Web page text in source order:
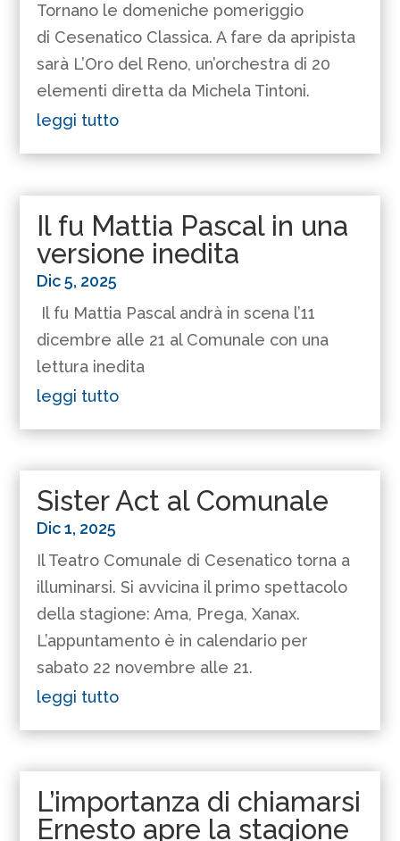
Tornano le domeniche pomeriggio
di Cesenatico Classica. A fare da apripista
sarà L’Oro del Reno, un’orchestra di 20
elementi diretta da Michela Tintoni.
leggi tutto
Il fu Mattia Pascal in una
versione inedita
Dic 5, 2025
Il fu Mattia Pascal andrà in scena l’11
dicembre alle 21 al Comunale con una
lettura inedita
leggi tutto
Sister Act al Comunale
Dic 1, 2025
Il Teatro Comunale di Cesenatico torna a
illuminarsi. Si avvicina il primo spettacolo
della stagione: Ama, Prega, Xanax.
L’appuntamento è in calendario per
sabato 22 novembre alle 21.
leggi tutto
L’importanza di chiamarsi
Ernesto apre la stagione